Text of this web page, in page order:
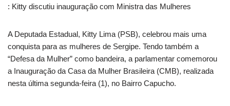
: Kitty discutiu inauguração com Ministra das Mulheres
A Deputada Estadual, Kitty Lima (PSB), celebrou mais uma
conquista para as mulheres de Sergipe. Tendo também a
“Defesa da Mulher” como bandeira, a parlamentar comemorou
a Inauguração da Casa da Mulher Brasileira (CMB), realizada
nesta última segunda-feira (1), no Bairro Capucho.